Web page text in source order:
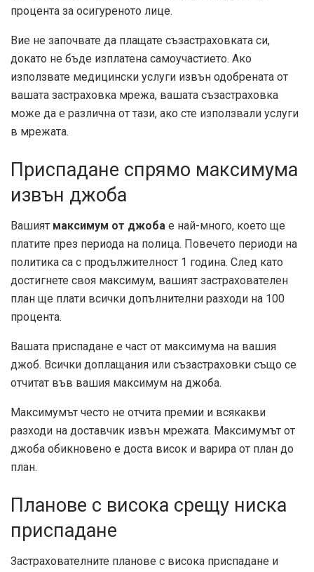
процента за осигуреното лице.
Вие не започвате да плащате съзастраховката си,
докато не бъде изплатена самоучастието. Ако
използвате медицински услуги извън одобрената от
вашата застраховка мрежа, вашата съзастраховка
може да е различна от тази, ако сте използвали услуги
в мрежата.
Приспадане спрямо максимума
извън джоба
Вашият максимум от джоба е най-много, което ще
платите през периода на полица. Повечето периоди на
политика са с продължителност 1 година. След като
достигнете своя максимум, вашият застрахователен
план ще плати всички допълнителни разходи на 100
процента.
Вашата приспадане е част от максимума на вашия
джоб. Всички доплащания или съзастраховки също се
отчитат във вашия максимум на джоба.
Максимумът често не отчита премии и всякакви
разходи на доставчик извън мрежата. Максимумът от
джоба обикновено е доста висок и варира от план до
план.
Планове с висока срещу ниска
приспадане
Застрахователните планове с висока приспадане и